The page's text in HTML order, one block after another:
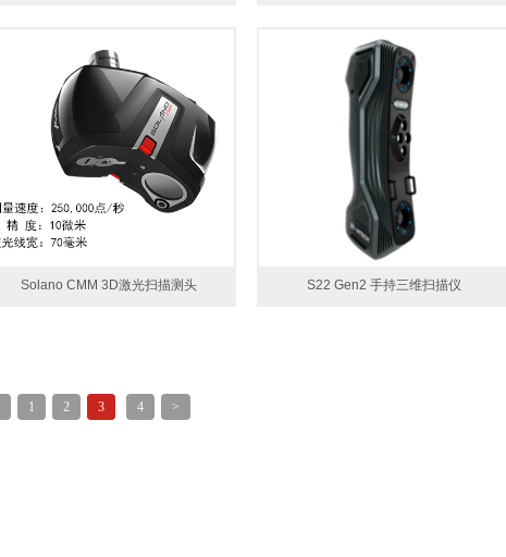
Solano CMM 3D激光扫描测头 S22 Gen2 手持三维扫描仪
1 2 3 4 >